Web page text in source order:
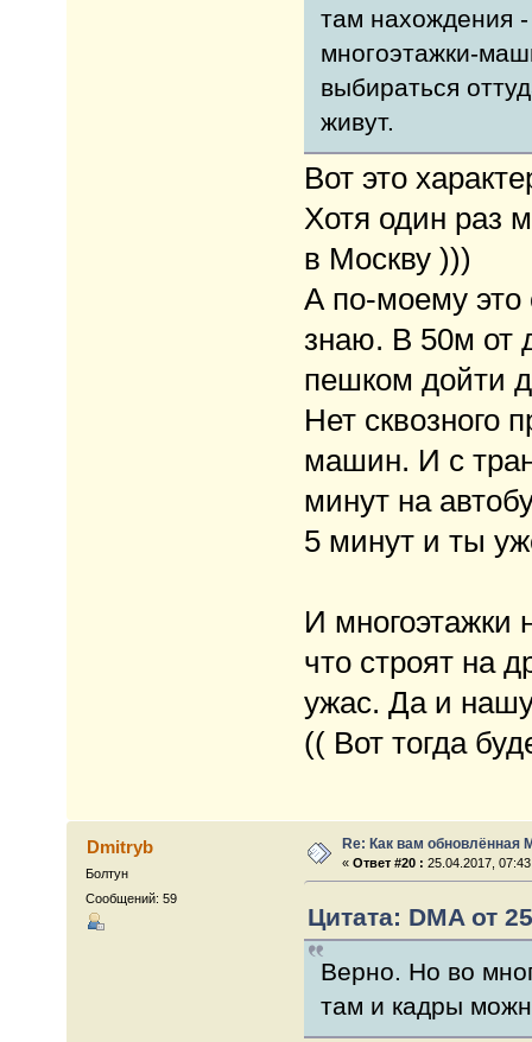
там нахождения
многоэтажки-
выбираться
живут.
Вот это
Хотя один раз
в Москву )))
А по-моему это
знаю. В 50м от
пешком дойти
Нет сквозного
машин. И с
минут на
5 минут и ты
И многоэтажки
что строят на
ужас. Да и
(( Вот тогда
Dmitryb
Болтун
Сообщений: 59
Re: Как вам обновлённая
«Ответ #20 : 25.04.2017,
Цитата: DMA от
Верно. Но во
там и кадры